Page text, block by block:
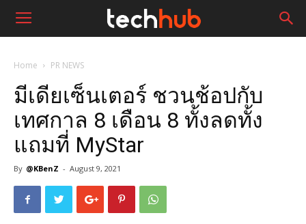
Home PR NEWS
มีเดียเซ็นเตอร์ ชวนช้อปกับ
เทศกาล 8 เดือน 8 ทั้งลดทั้ง
แถมที่ MyStar
By @KBenZ - August 9, 2021